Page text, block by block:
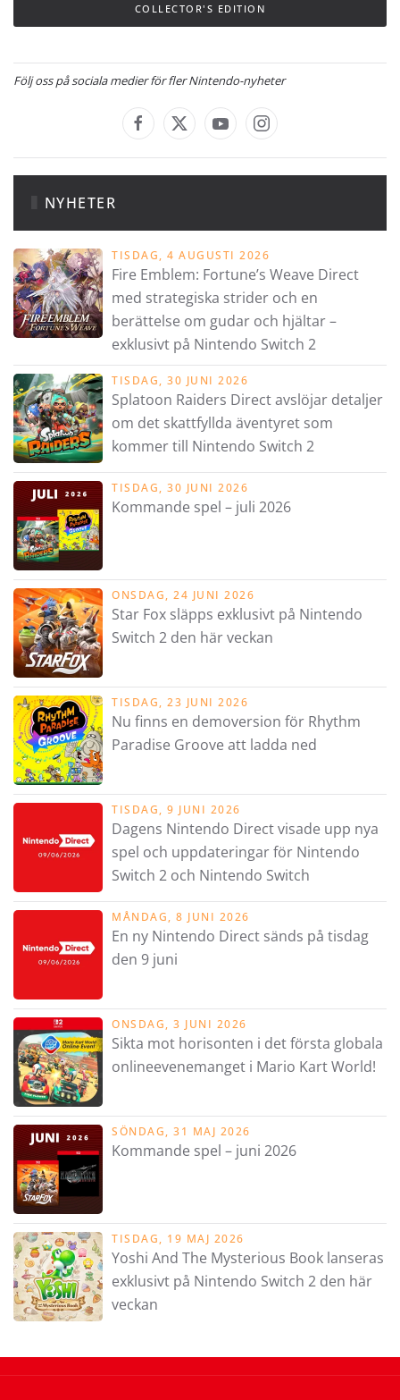
COLLECTOR'S EDITION
Följ oss på sociala medier för fler Nintendo-nyheter
NYHETER
TISDAG, 4 AUGUSTI 2026
Fire Emblem: Fortune’s Weave Direct
med strategiska strider och en
berättelse om gudar och hjältar –
exklusivt på Nintendo Switch 2
TISDAG, 30 JUNI 2026
Splatoon Raiders Direct avslöjar detaljer
om det skattfyllda äventyret som
kommer till Nintendo Switch 2
TISDAG, 30 JUNI 2026
Kommande spel – juli 2026
ONSDAG, 24 JUNI 2026
Star Fox släpps exklusivt på Nintendo
Switch 2 den här veckan
TISDAG, 23 JUNI 2026
Nu finns en demoversion för Rhythm
Paradise Groove att ladda ned
TISDAG, 9 JUNI 2026
Dagens Nintendo Direct visade upp nya
spel och uppdateringar för Nintendo
Switch 2 och Nintendo Switch
MÅNDAG, 8 JUNI 2026
En ny Nintendo Direct sänds på tisdag
den 9 juni
ONSDAG, 3 JUNI 2026
Sikta mot horisonten i det första globala
onlineevenemanget i Mario Kart World!
SÖNDAG, 31 MAJ 2026
Kommande spel – juni 2026
TISDAG, 19 MAJ 2026
Yoshi And The Mysterious Book lanseras
exklusivt på Nintendo Switch 2 den här
veckan